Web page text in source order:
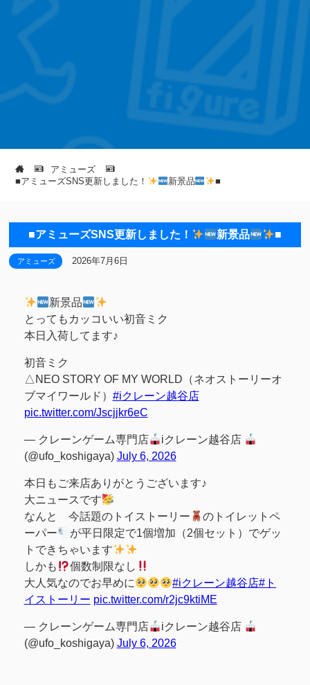
アミューズ
■アミューズSNS更新しました！
新景品 ■
■アミューズSNS更新しました！ 新景品 ■
アミューズ 2026年7月6日
新景品
とってもカッコいい初音ミク
本日入荷してます♪
初音ミク
△NEO STORY OF MY WORLD（ネオストーリーオ
ブマイワールド） #iクレーン越谷店
pic.twitter.com/Jscjjkr6eC
— クレーンゲーム専門店
iクレーン越谷店
(@ufo_koshigaya) July 6, 2026
本日もご来店ありがとうございます♪
大ニュースです
なんと 今話題のトイストーリー
のトイレットペ
ーパー
が平日限定で1個増加（2個セット）でゲッ
トできちゃいます
しかも
個数制限なし
大人気なのでお早めに
#iクレーン越谷店#ト
イストーリー pic.twitter.com/r2jc9ktiME
— クレーンゲーム専門店
iクレーン越谷店
(@ufo_koshigaya) July 6, 2026